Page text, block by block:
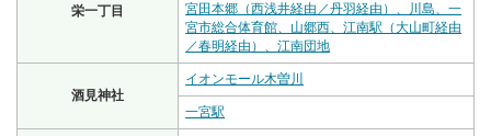
栄一丁目
宮田本郷（西浅井経由／丹羽経由）、川島、一
宮市総合体育館、山郷西、江南駅（大山町経由
／春明経由）、江南団地
酒見神社
イオンモール木曽川
一宮駅